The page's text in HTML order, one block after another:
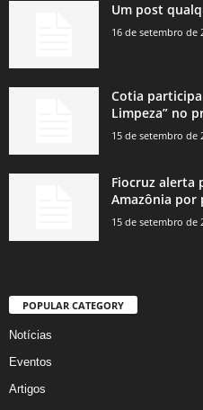
Um post
16 de setembro de
Cotia
Limpeza” no
15 de setembro de
Fiocruz alerta
Amazônia por
15 de setembro de
POPULAR CATEGORY
Notícias
Eventos
Artigos